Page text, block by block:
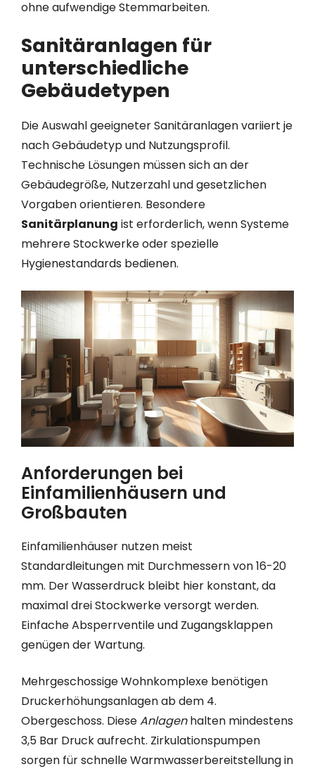
ohne aufwendige Stemmarbeiten.
Sanitäranlagen für
unterschiedliche
Gebäudetypen
Die Auswahl geeigneter Sanitäranlagen variiert je
nach Gebäudetyp und Nutzungsprofil.
Technische Lösungen müssen sich an der
Gebäudegröße, Nutzerzahl und gesetzlichen
Vorgaben orientieren. Besondere
Sanitärplanung ist erforderlich, wenn Systeme
mehrere Stockwerke oder spezielle
Hygienestandards bedienen.
Anforderungen bei
Einfamilienhäusern und
Großbauten
Einfamilienhäuser nutzen meist
Standardleitungen mit Durchmessern von 16-20
mm. Der Wasserdruck bleibt hier konstant, da
maximal drei Stockwerke versorgt werden.
Einfache Absperrventile und Zugangsklappen
genügen der Wartung.
Mehrgeschossige Wohnkomplexe benötigen
Druckerhöhungsanlagen ab dem 4.
Obergeschoss. DieseAnlagenhalten mindestens
3,5 Bar Druck aufrecht. Zirkulationspumpen
sorgen für schnelle Warmwasserbereitstellung in